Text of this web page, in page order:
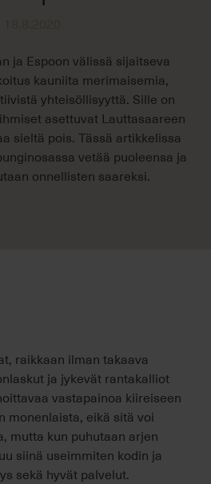
ja Espoon välissä sijaitseva
kauniita merimaisemia,
yhteisöllisyyttä. Sille on
asettuvat Lauttasaareen
sieltä pois. Tässä artikkelissa
vetää puoleensa ja
onnellisten saareksi.
raikkaan ilman takaava
ja jykevät rantakalliot
vastapainoa kiireiseen
monenlaista, eikä sitä voi
mutta kun puhutaan arjen
siinä useimmiten kodin ja
sekä hyvät palvelut.